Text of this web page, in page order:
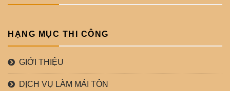
HẠNG MỤC THI CÔNG
GIỚI THIỆU
DỊCH VỤ LÀM MÁI TÔN